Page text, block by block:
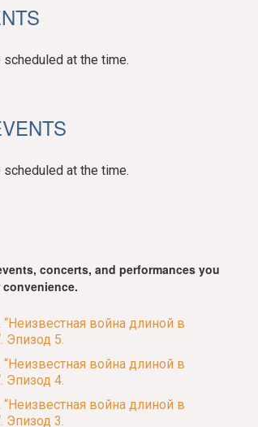
scheduled at the time.
scheduled at the time.
concerts, and performances you
война длиной в
Эпизод 5.
война длиной в
Эпизод 4.
война длиной в
Эпизод 3.